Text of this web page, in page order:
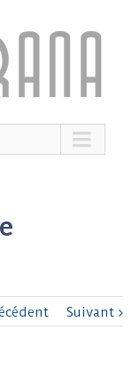
Suivant